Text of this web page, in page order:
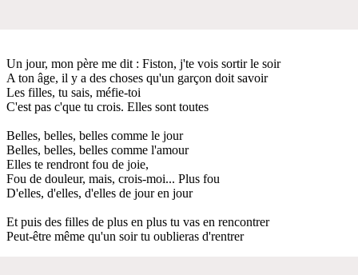
Un jour, mon père me dit : Fiston, j'te vois sortir le soir
A ton âge, il y a des choses qu'un garçon doit savoir
Les filles, tu sais, méfie-toi
C'est pas c'que tu crois. Elles sont toutes
Belles, belles, belles comme le jour
Belles, belles, belles comme l'amour
Elles te rendront fou de joie,
Fou de douleur, mais, crois-moi... Plus fou
D'elles, d'elles, d'elles de jour en jour
Et puis des filles de plus en plus tu vas en rencontrer
Peut-être même qu'un soir tu oublieras d'rentrer